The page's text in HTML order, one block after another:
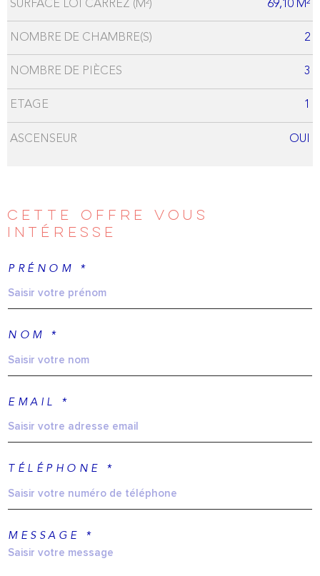
SURFACE LOI CARREZ (M²) 69,10 M²
NOMBRE DE CHAMBRE(S) 2
NOMBRE DE PIÈCES 3
ETAGE 1
ASCENSEUR OUI
CETTE OFFRE
VOUS
INTÉRESSE
PRÉNOM *
NOM *
EMAIL *
TÉLÉPHONE *
MESSAGE *